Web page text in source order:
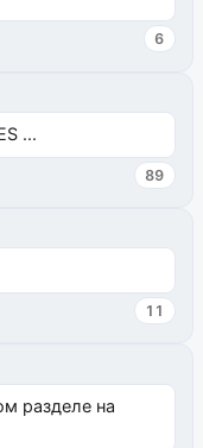
6
...
89
11
разделе на